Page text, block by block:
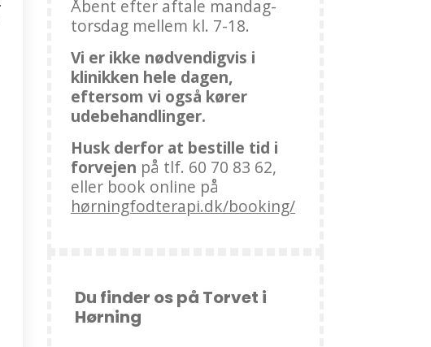
Åbent efter aftale mandag-
torsdag mellem kl. 7-18.
Vi er ikke nødvendigvis i
klinikken hele dagen,
eftersom vi også kører
udebehandlinger.
Husk derfor at bestille tid i
forvejen på tlf. 60 70 83 62,
eller book online på
hørningfodterapi.dk/booking/
Du finder os på Torvet i
Hørning